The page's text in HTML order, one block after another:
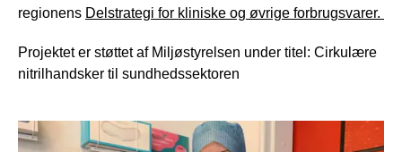
regionens Delstrategi for kliniske og øvrige forbrugsvarer.
Projektet er støttet af Miljøstyrelsen under titel: Cirkulære
nitrilhandsker til sundhedssektoren